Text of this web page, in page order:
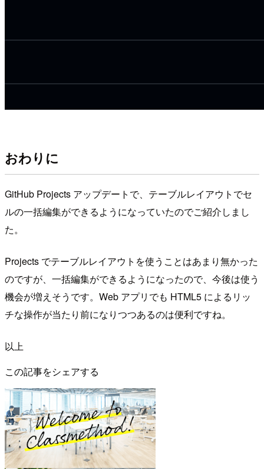
おわりに
GitHub Projects アップデートで、テーブルレイアウトでセ
ルの一括編集ができるようになっていたのでご紹介しまし
た。
Projects でテーブルレイアウトを使うことはあまり無かった
のですが、一括編集ができるようになったので、今後は使う
機会が増えそうです。Web アプリでも HTML5 によるリッ
チな操作が当たり前になりつつあるのは便利ですね。
以上
この記事をシェアする